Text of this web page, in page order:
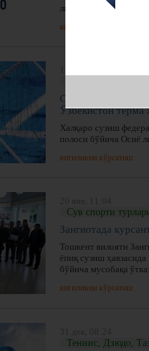
лицензиясини тақдим
янгиликни кўрсатиш
Сув полоси
Ўзбекистон
Халқаро сузиш
полоси бўйича Осиё
янгиликни кўрсатиш
Сув спорти
Зангиотада
Тошкент вилояти
ёпиқ сузиш
бўйича мусобақа
янгиликни кўрсатиш
Теннис, Дзюдо,